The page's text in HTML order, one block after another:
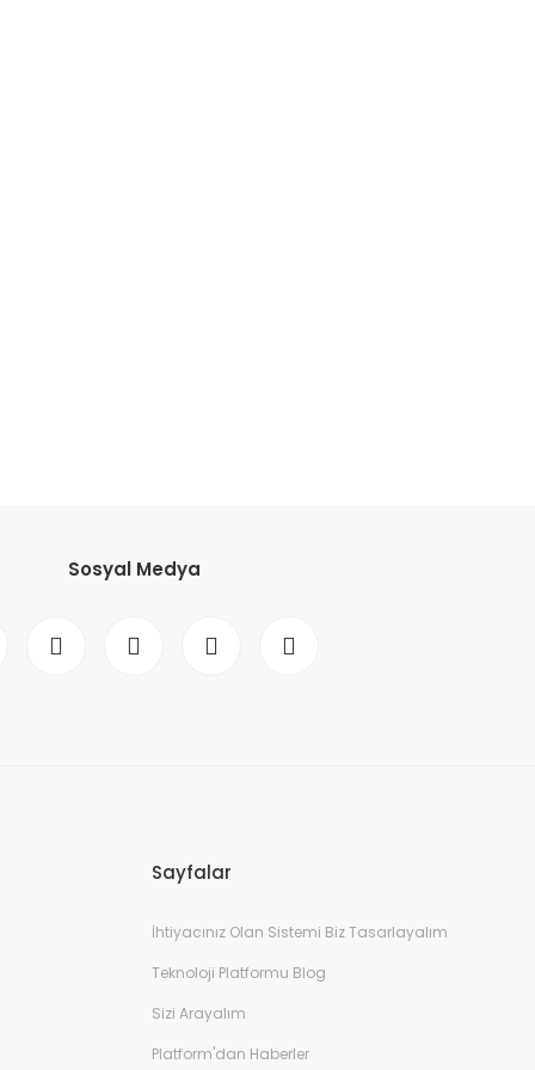
Sosyal Medya
Sayfalar
İhtiyacınız Olan Sistemi Biz Tasarlayalım
Teknoloji Platformu Blog
Sizi Arayalım
Platform'dan Haberler